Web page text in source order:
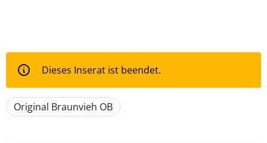
Dieses Inserat ist beendet.
Original Braunvieh OB